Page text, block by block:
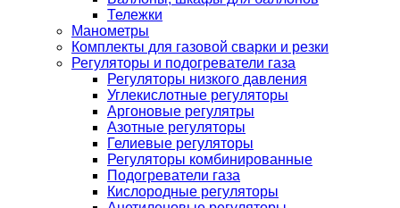
Тележки
Манометры
Комплекты для газовой сварки и резки
Регуляторы и подогреватели газа
Регуляторы низкого давления
Углекислотные регуляторы
Аргоновые регулятры
Азотные регуляторы
Гелиевые регуляторы
Регуляторы комбинированные
Подогреватели газа
Кислородные регуляторы